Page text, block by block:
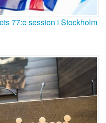
77:e session i Stockholm